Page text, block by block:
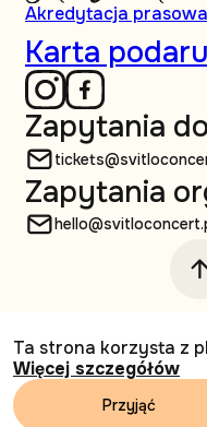
Akredytacja prasowa
Karta
Zapytania
Zapytania
© Svitlo Сoncert,
zastrzeżone
Projektowanie i
Ta strona korzysta z
Więcej szczegółów
Przyjąć